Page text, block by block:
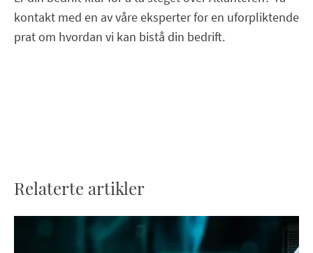
kontakt med en av våre eksperter for en uforpliktende
prat om hvordan vi kan bistå din bedrift.
Relaterte artikler